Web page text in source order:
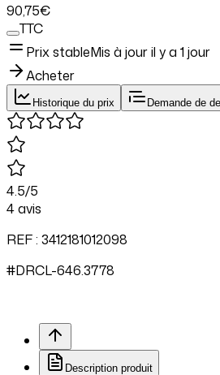
90,75€
TTC
Prix stableMis à jour il y a 1 jour
Acheter
Historique du prix Demande de
4.5/5
4avis
REF : 3412181012098
#DRCL-646.3778
Description produit